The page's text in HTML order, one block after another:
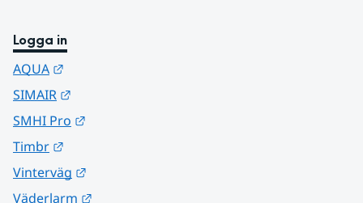
Logga in
AQUA
SIMAIR
SMHI Pro
Timbr
Vinterväg
Väderlarm